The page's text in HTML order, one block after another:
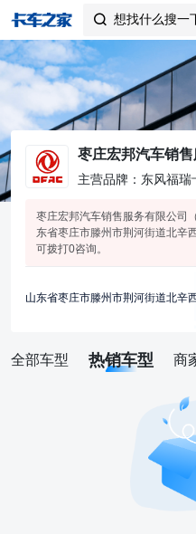
 想找什么搜一
主营品牌：东风福瑞
枣庄宏邦汽车销售服务有限公司
东省枣庄市滕州市荆河街道北辛
可拨打0咨询。
山东省枣庄市滕州市荆河街道北辛
全部车型 热销车型 商